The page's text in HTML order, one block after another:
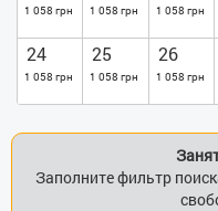
1 058 грн 1 058 грн 1 058 грн
24
1 058 грн
25
1 058 грн
26
1 058 грн
Заполните фильтр